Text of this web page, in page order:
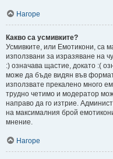
Нагоре
Какво са усмивките?
Усмивките, или Емотикони, са
използвани за изразяване на
:) означава щастие, докато :(
може да бъде видян във
използвате прекалено много
трудно четимо и модератор
направо да го изтрие.
на максималния брой
мнение.
Нагоре